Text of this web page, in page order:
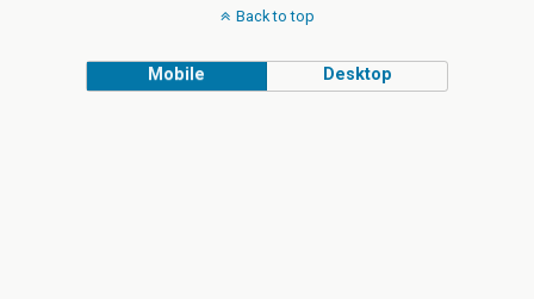
Back to top
Mobile Desktop